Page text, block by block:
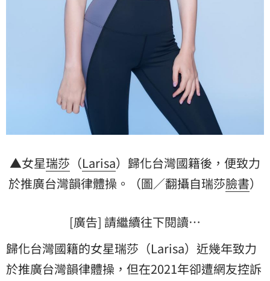
▲女星瑞莎 （Larisa）歸化台灣國籍後，便致力
於推廣台灣韻律體操。（圖／翻攝自瑞莎臉書）
[廣告] 請繼續往下閱讀…
歸化台灣國籍的女星瑞莎（Larisa）近幾年致力
於推廣台灣韻律體操，但在2021年卻遭網友控訴